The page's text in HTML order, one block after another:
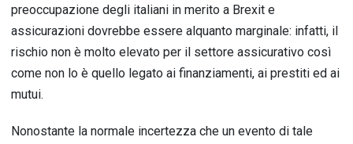
preoccupazione degli italiani in merito a Brexit e
assicurazioni dovrebbe essere alquanto marginale: infatti, il
rischio non è molto elevato per il settore assicurativo così
come non lo è quello legato ai finanziamenti, ai prestiti ed ai
mutui.
Nonostante la normale incertezza che un evento di tale